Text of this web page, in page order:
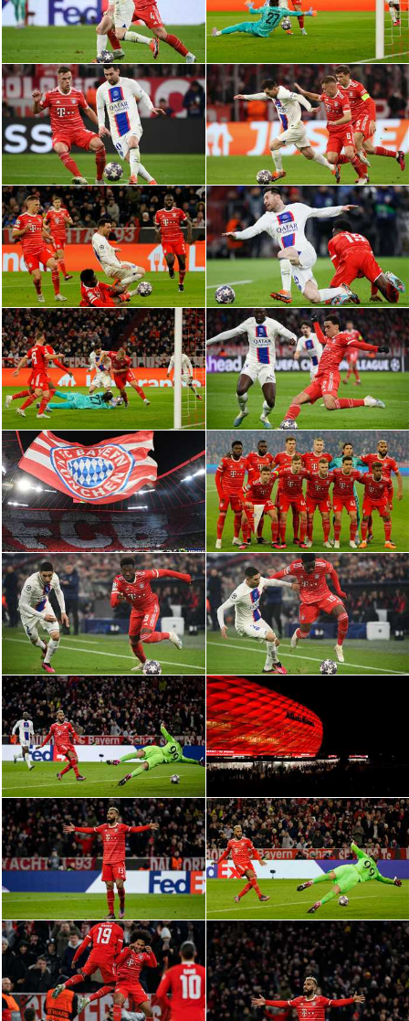
الدوري الإنجليزي الممتاز
الدوري الإسباني
الدوري الإيطالي
الدوري الألماني
الدوري الفرنسي
الدوري السعودي للمحترفين
دوري أبطال أوروبا
دوري أبطال إفريقيا
كل البطولات
أقسام
الكرة المصرية
الدوري المصري
الكرة الأوروبية
الكرة الإفريقية
منتخب مصر
سعودي في الجول
الدوري الإنجليزي
الدوري الإسباني
دوري أبطال أوروبا
رياضات أخرى
أمم إفريقيا
كرة السلة الأمريكية
كرة سلة
كرة يد
كرة طائرة